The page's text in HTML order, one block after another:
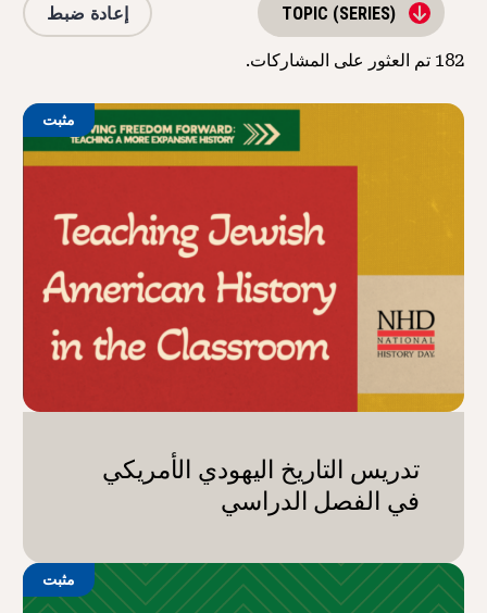
TOPIC (SERIES)
182 تم العثور على المشاركات.
إعادة ضبط
مثبت
تدريس التاريخ اليهودي الأمريكي
في الفصل الدراسي
مثبت